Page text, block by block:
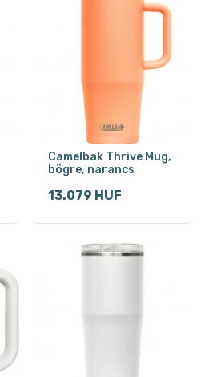
Camelbak Thrive Mug,
bögre, narancs
13.079 HUF